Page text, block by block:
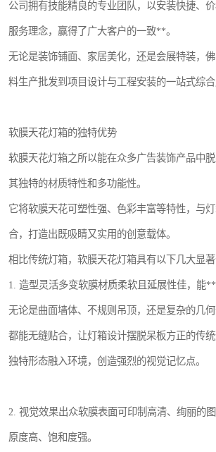
公司拥有技能精良的专业团队，以安装快捷、
服务理念，赢得了广大客户的一致**。
无论是装饰铺面、家居美化，还是会展特装，
料生产批发到项目设计与工程安装的一站式综合
软膜天花灯箱的独特优势
软膜天花灯箱之所以能在众多广告装饰产品中
其独特的材质特性和多功能性。
它将软膜天花可塑性强、色彩丰富等特性，与
合，打造出既吸睛又实用的创意载体。
相比传统灯箱，软膜天花灯箱具有以下几大显著
1. 造型灵活多变软膜材质柔软且延展性佳，能**
无论是曲面墙体、不规则吊顶，还是复杂的几
都能无缝贴合，让灯箱设计摆脱呆板方正的传
独特形态融入环境，创造强烈的视觉记忆点。
2. 视觉效果出众软膜表面可印制高清、绚丽的
原度高、饱和度强。